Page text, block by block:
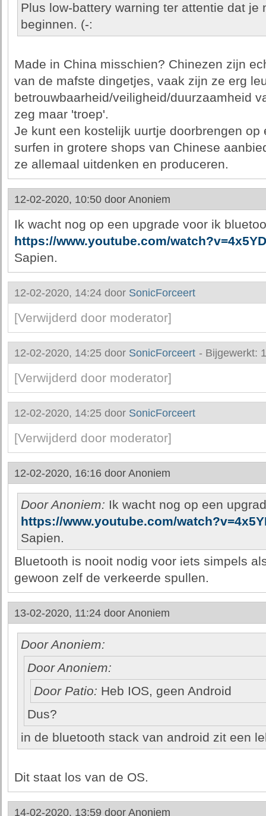
Plus low-battery warning ter attentie dat je
beginnen. (-:
Made in China misschien? Chinezen zijn
van de mafste dingetjes, vaak zijn ze erg
betrouwbaarheid/veiligheid/duurzaamheid
zeg maar 'troep'.
Je kunt een kostelijk uurtje doorbrengen op
surfen in grotere shops van Chinese
ze allemaal uitdenken en produceren.
12-02-2020, 10:50 door Anoniem
Ik wacht nog op een upgrade voor ik
https://www.youtube.com/
Sapien.
12-02-2020, 14:24 door SonicForceert
[Verwijderd door moderator]
12-02-2020, 14:25 door SonicForceert - Bijgewerkt:
[Verwijderd door moderator]
12-02-2020, 14:25 door SonicForceert
[Verwijderd door moderator]
12-02-2020, 16:16 door Anoniem
Door Anoniem: Ik wacht nog op een
https://www.youtube.com/
Sapien.
Bluetooth is nooit nodig voor iets simpels
gewoon zelf de verkeerde spullen.
13-02-2020, 11:24 door Anoniem
Door Anoniem:
Door Anoniem:
Door Patio: Heb IOS, geen Android
Dus?
in de bluetooth stack van android zit een
Dit staat los van de OS.
14-02-2020, 13:59 door Anoniem